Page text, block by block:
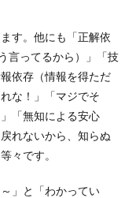
す。他にも「正解依
言ってるから）」「技
依存（情報を得ただ
な！」「マジでそ
「無知による安心
れないから、知らぬ
々です。
」と「わかってい